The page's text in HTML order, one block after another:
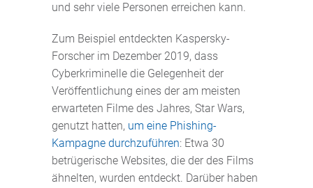
und sehr viele Personen erreichen kann.
Zum Beispiel entdeckten Kaspersky-
Forscher im Dezember 2019, dass
Cyberkriminelle die Gelegenheit der
Veröffentlichung eines der am meisten
erwarteten Filme des Jahres, Star Wars,
genutzt hatten, um eine Phishing-
Kampagne durchzuführen: Etwa 30
betrügerische Websites, die der des Films
ähnelten, wurden entdeckt. Darüber haben